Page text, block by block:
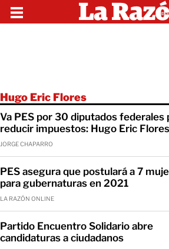
Hugo Eric Flores
Va PES por 30 diputados federales
reducir impuestos: Hugo Eric Flores
JORGE CHAPARRO
PES asegura que postulará a 7
para gubernaturas en 2021
LA RAZÓN ONLINE
Partido Encuentro Solidario abre
candidaturas a ciudadanos